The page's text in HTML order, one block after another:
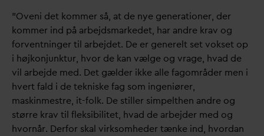
”Oveni det kommer så, at de nye generationer, der
kommer ind på arbejdsmarkedet, har andre krav og
forventninger til arbejdet. De er generelt set vokset op
i højkonjunktur, hvor de kan vælge og vrage, hvad de
vil arbejde med. Det gælder ikke alle fagområder men i
hvert fald i de tekniske fag som ingeniører,
maskinmestre, it-folk. De stiller simpelthen andre og
større krav til fleksibilitet, hvad de arbejder med og
hvornår. Derfor skal virksomheder tænke ind, hvordan